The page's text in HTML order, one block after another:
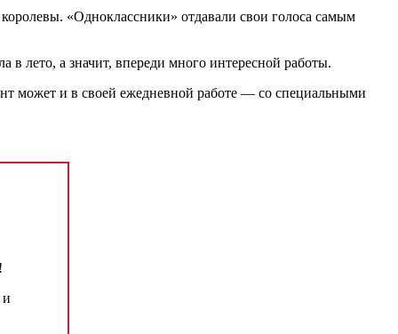
«Одноклассники» отдавали свои голоса самым
в лето, а значит, впереди много интересной работы.
может и в своей ежедневной работе — со специальными
и